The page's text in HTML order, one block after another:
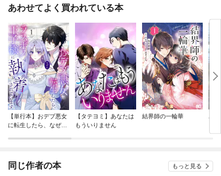
あわせてよく買われている本
【単行本】おデブ悪女
に転生したら、なぜか
【タテヨミ】あなたは
もういりません
結界師の一輪華
バ
今
同じ作者の本 もっと見る